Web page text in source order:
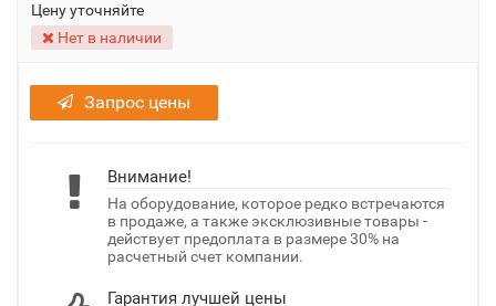
Цену уточняйте
Нет в наличии
Запрос цены
Внимание!
На оборудование, которое редко встречаются
в продаже, а также эксклюзивные товары -
действует предоплата в размере 30% на
расчетный счет компании.
Гарантия лучшей цены